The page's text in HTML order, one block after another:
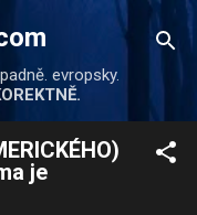
evropsky.
je